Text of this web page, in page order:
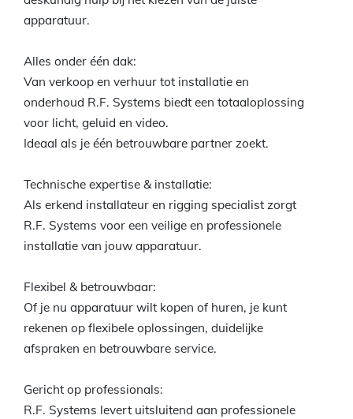
apparatuur.
Alles onder één dak:
Van verkoop en verhuur tot installatie en
onderhoud R.F. Systems biedt een totaaloplossing
voor licht, geluid en video.
Ideaal als je één betrouwbare partner zoekt.
Technische expertise & installatie:
Als erkend installateur en rigging specialist zorgt
R.F. Systems voor een veilige en professionele
installatie van jouw apparatuur.
Flexibel & betrouwbaar:
Of je nu apparatuur wilt kopen of huren, je kunt
rekenen op flexibele oplossingen, duidelijke
afspraken en betrouwbare service.
Gericht op professionals:
R.F. Systems levert uitsluitend aan professionele